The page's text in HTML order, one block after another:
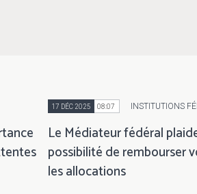
17 DÉC 2025 08:07 INSTITUTIONS
Le Médiateur fédéral
possibilité de rembourser
les allocations